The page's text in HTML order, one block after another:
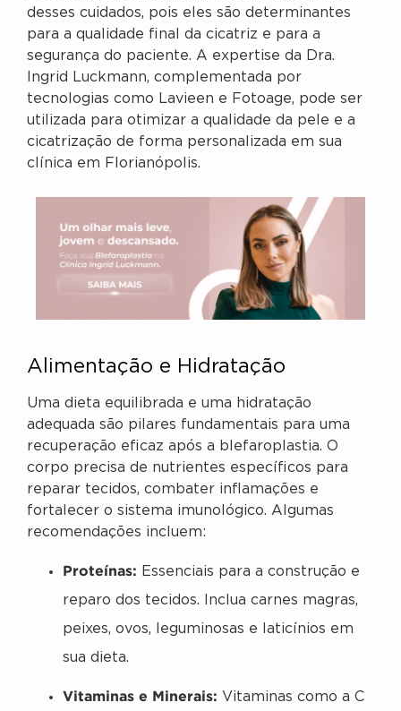
desses cuidados, pois eles são determinantes
para a qualidade final da cicatriz e para a
segurança do paciente. A expertise da Dra.
Ingrid Luckmann, complementada por
tecnologias como Lavieen e Fotoage, pode ser
utilizada para otimizar a qualidade da pele e a
cicatrização de forma personalizada em sua
clínica em Florianópolis.
Alimentação e Hidratação
Uma dieta equilibrada e uma hidratação
adequada são pilares fundamentais para uma
recuperação eficaz após a blefaroplastia. O
corpo precisa de nutrientes específicos para
reparar tecidos, combater inflamações e
fortalecer o sistema imunológico. Algumas
recomendações incluem:
Proteínas: Essenciais para a construção e
reparo dos tecidos. Inclua carnes magras,
peixes, ovos, leguminosas e laticínios em
sua dieta.
Vitaminas e Minerais: Vitaminas como a C